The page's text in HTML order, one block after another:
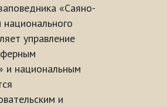
«Саяно-
управление
и национальным
и